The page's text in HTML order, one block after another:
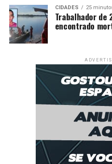
CIDADES 25
Trabalhador de
encontrado